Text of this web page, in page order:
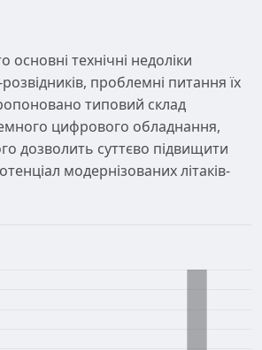
основні технічні недоліки
розвідників, проблемні питання їх
типовий склад
цифрового обладнання,
дозволить суттєво підвищити
модернізованих літаків-